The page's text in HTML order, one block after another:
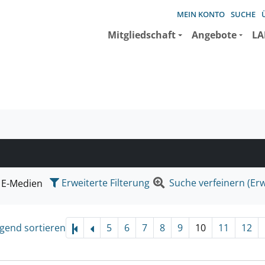
MEIN KONTO SUCHE
Mitgliedschaft Angebote
suchen wollen.
E-Medien Erweiterte Filterung Suche verfeinern
sortieren 5 6 7 8 9 10 11 12